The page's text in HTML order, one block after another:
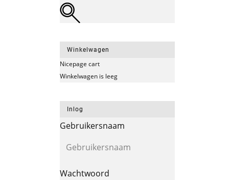
Winkelwagen
Nicepage cart
Winkelwagen is leeg
Inlog
Gebruikersnaam
Wachtwoord